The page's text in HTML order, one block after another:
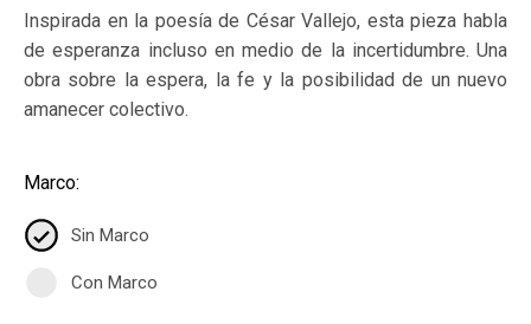
Inspirada en la poesía de César Vallejo, esta pieza habla
de esperanza incluso en medio de la incertidumbre. Una
obra sobre la espera, la fe y la posibilidad de un nuevo
amanecer colectivo.
Marco:
Sin Marco
Con Marco